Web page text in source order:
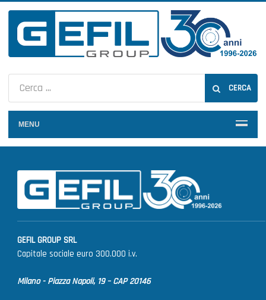
CERCA
MENU
GEFIL GROUP SRL
Capitale sociale euro 300.000 i.v.
Milano - Piazza Napoli, 19 – CAP 20146